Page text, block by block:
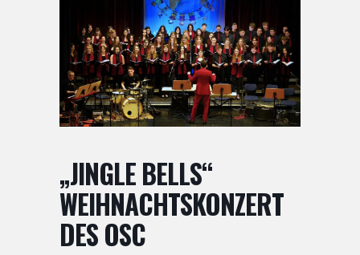
„JINGLE BELLS“
WEIHNACHTSKONZERT
DES OSC